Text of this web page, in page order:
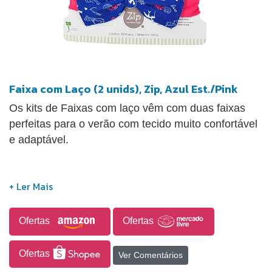
Faixa com Laço (2 unids), Zip, Azul Est./Pink
Os kits de Faixas com laço vêm com duas faixas
perfeitas para o verão com tecido muito confortável
e adaptável.
Ofertas Ofertas
Ofertas Ver Comentários